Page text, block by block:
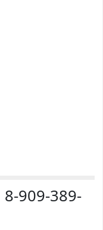
8-909-389-